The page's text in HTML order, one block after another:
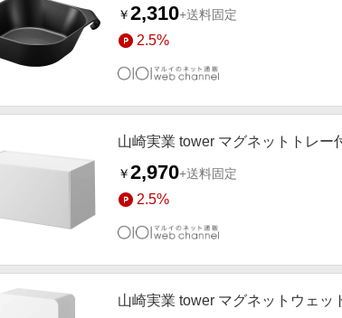
￥2,310+送料固定
2.5%
山崎実業 tower マグネットトレー
￥2,970+送料固定
2.5%
山崎実業 tower マグネットウェッ